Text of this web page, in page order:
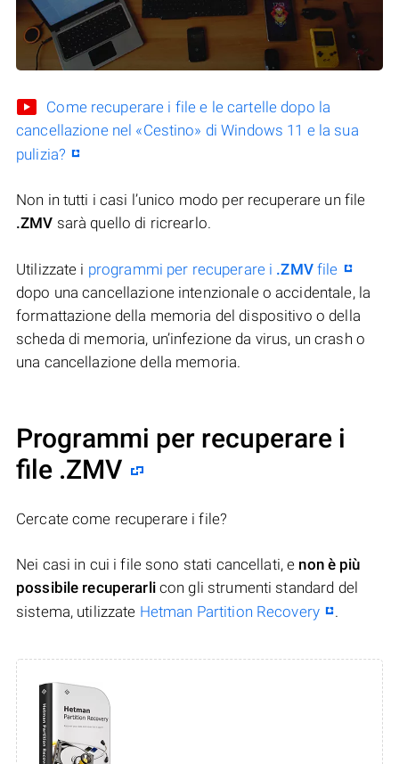
Come recuperare i file e le cartelle dopo la
cancellazione nel «Cestino» di Windows 11 e la sua
pulizia?
Non in tutti i casi l’unico modo per recuperare un file
.ZMV sarà quello di ricrearlo.
Utilizzate i programmi per recuperare i .ZMVfile
dopo una cancellazione intenzionale o accidentale, la
formattazione della memoria del dispositivo o della
scheda di memoria, un’infezione da virus, un crash o
una cancellazione della memoria.
Programmi per recuperare i
file .ZMV
Cercate come recuperare i file?
Nei casi in cui i file sono stati cancellati, e non è più
possibile recuperarlicon gli strumenti standard del
sistema, utilizzate Hetman Partition Recovery .